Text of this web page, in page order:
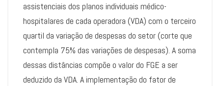
assistenciais dos planos individuais médico-
hospitalares de cada operadora (VDA) com o terceiro
quartil da variação de despesas do setor (corte que
contempla 75% das variações de despesas). A soma
dessas distâncias compõe o valor do FGE a ser
deduzido da VDA. A implementação do fator de